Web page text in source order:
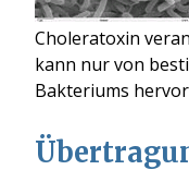
Choleratoxin
kann nur von
Bakteriums